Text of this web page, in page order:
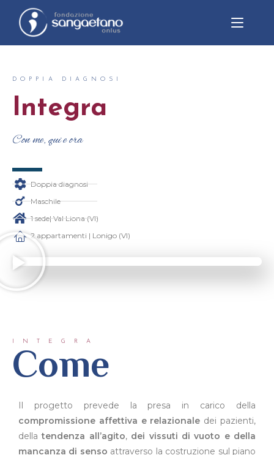
DOPPIA DIAGNOSI
Integra
Con me, qui e ora
Doppia diagnosi
Maschile
1 sede| Val Liona (VI)
2 appartamenti | Lonigo (VI)
INTEGRA
Come
Il progetto prevede la
presa in carico della
compromissione affettiva e relazionale dei pazienti,
dellatendenza all’agito, dei vissuti di vuoto e della
mancanza di senso attraverso la costruzione sul piano